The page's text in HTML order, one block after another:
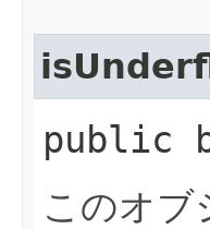
public
このオブ